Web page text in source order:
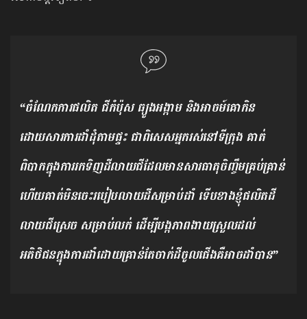
“ចំណែកការផលិត ជីកំប៉ុស ធ្យូងអង្កាម និងអាចម៍គោកិន
ដោយសារការដាំដុំតាមផ្ទះ ជាពិសេសអ្នករស់នៅទីក្រុង គាត់
ពិបាកក្នុងការរកទិញដីលាយជីដែលមានសារធាតុចិញ្ចឹមគ្រប់គ្រាន់
ហើយគាត់មិនចេះរបៀបលាយដីសម្រាប់ដាំ ទើបខាងខ្ញុំផលិតដី
លាយជីស្រេច សម្រាប់លក់ ដើម្បីបង្កភាពងាយស្រួលដល់
អតិថិជនក្នុងការដាំដោយគ្រាន់តែចាក់ដីចូលផើងគឺអាចដាំបាន”